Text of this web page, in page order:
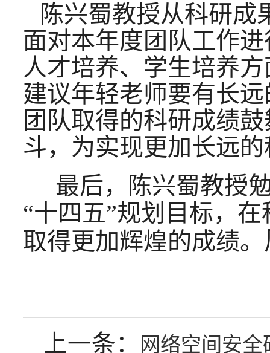
陈兴蜀教授从科研成
面对本年度团队工作
人才培养、学生培养
建议年轻老师要有长
团队取得的科研成绩
斗，为实现更加长远
最后，陈兴蜀教授
“十四五”规划目标，
取得更加辉煌的成绩。
上一条： 网络空间安